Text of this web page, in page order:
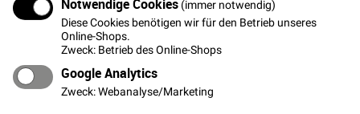
Notwendige Cookies (immer notwendig)
Diese Cookies benötigen wir für den Betrieb unseres
Online-Shops.
Zweck: Betrieb des Online-Shops
Google Analytics
Zweck: Webanalyse/Marketing